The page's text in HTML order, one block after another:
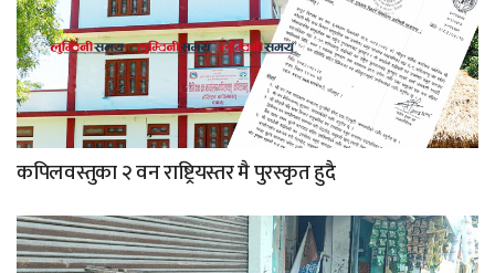
कपिलवस्तुका २ वन राष्ट्रियस्तर मै पुरस्कृत हुदै